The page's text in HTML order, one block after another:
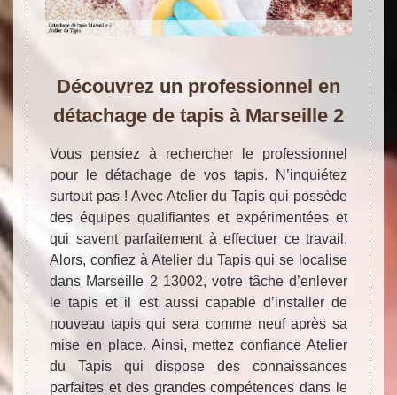
Découvrez un professionnel en
détachage de tapis à Marseille 2
Vous pensiez à rechercher le professionnel
pour le détachage de vos tapis. N’inquiétez
surtout pas ! Avec Atelier du Tapis qui possède
des équipes qualifiantes et expérimentées et
qui savent parfaitement à effectuer ce travail.
Alors, confiez à Atelier du Tapis qui se localise
dans Marseille 2 13002, votre tâche d’enlever
le tapis et il est aussi capable d’installer de
nouveau tapis qui sera comme neuf après sa
mise en place. Ainsi, mettez confiance Atelier
du Tapis qui dispose des connaissances
parfaites et des grandes compétences dans le